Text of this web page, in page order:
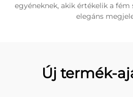
egyéneknek, akik értékelik a
elegáns
Új termék-